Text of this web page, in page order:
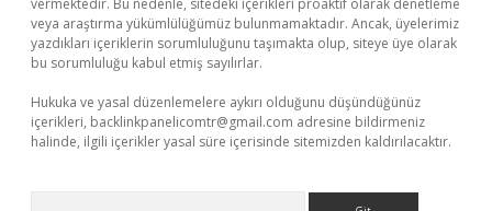
vermektedir. Bu nedenle, sitedeki içerikleri proaktif olarak denetleme
veya araştırma yükümlülüğümüz bulunmamaktadır. Ancak, üyelerimiz
yazdıkları içeriklerin sorumluluğunu taşımakta olup, siteye üye olarak
bu sorumluluğu kabul etmiş sayılırlar.
Hukuka ve yasal düzenlemelere aykırı olduğunu düşündüğünüz
içerikleri, backlinkpanelicomtr@gmail.com adresine bildirmeniz
halinde, ilgili içerikler yasal süre içerisinde sitemizden kaldırılacaktır.